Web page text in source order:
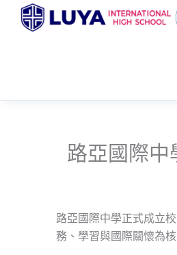
路亞國際中
路亞國際中學正式成立
務、學習與國際關懷為